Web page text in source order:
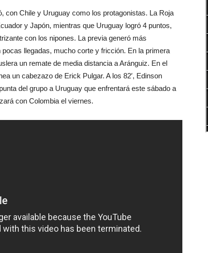
con Chile y Uruguay como los protagonistas. La Roja
y Japón, mientras que Uruguay logró 4 puntos,
con los nipones. La previa generó más
llegadas, mucho corte y fricción. En la primera
un remate de media distancia a Aránguiz. En el
un cabezazo de Erick Pulgar. A los 82′, Edinson
del grupo a Uruguay que enfrentará este sábado a
con Colombia el viernes.